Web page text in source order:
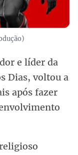
e líder da
Dias, voltou a
após fazer